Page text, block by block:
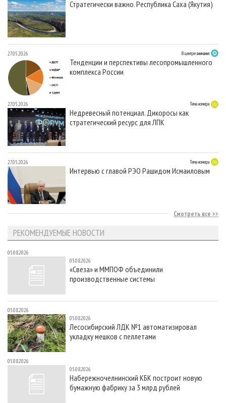
Стратегически важно. Республика Саха (Якутия)
27.05.2026 В центре внимания
Тенденции и перспективы лесопромышленного
комплекса России
27.05.2026 Тема номера
Недревесный потенциал. Дикоросы как
стратегический ресурс для ЛПК
27.05.2026 Тема номера
Интервью с главой РЭО Рашидом Исмаиловым
Смотреть все
РЕКОМЕНДУЕМЫЕ НОВОСТИ
05.08.2026
05.08.2026
«Свеза» и ММПОФ объединили
производственные системы
05.08.2026
05.08.2026
Лесосибирский ЛДК №1 автоматизировал
укладку мешков с пеллетами
05.08.2026
05.08.2026
Набережночелнинский КБК построит новую
бумажную фабрику за 3 млрд рублей